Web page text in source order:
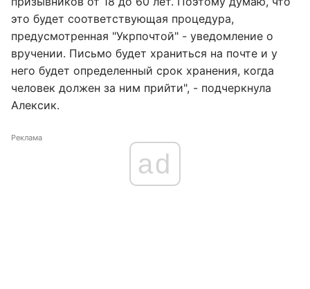
это будет соответствующая процедура,
предусмотренная "Укрпочтой" - уведомление о
вручении. Письмо будет храниться на почте и у
него будет определенный срок хранения, когда
человек должен за ним прийти", - подчеркнула
Алексик.
Реклама
ad